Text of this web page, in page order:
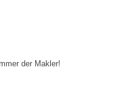
der Makler!